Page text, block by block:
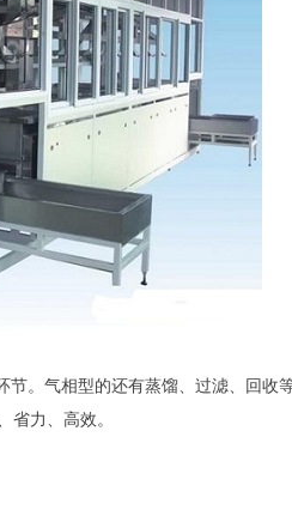
。气相型的还有蒸馏、过滤、回
省力、高效。